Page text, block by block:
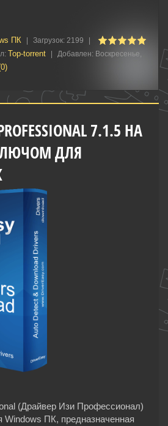
ПК Загрузок: 2199
Top-torrent Добавлен: Воскресенье,
7.1.5 НА
ДЛЯ
(Драйвер Изи Профессионал)
Windows ПК, предназначенная